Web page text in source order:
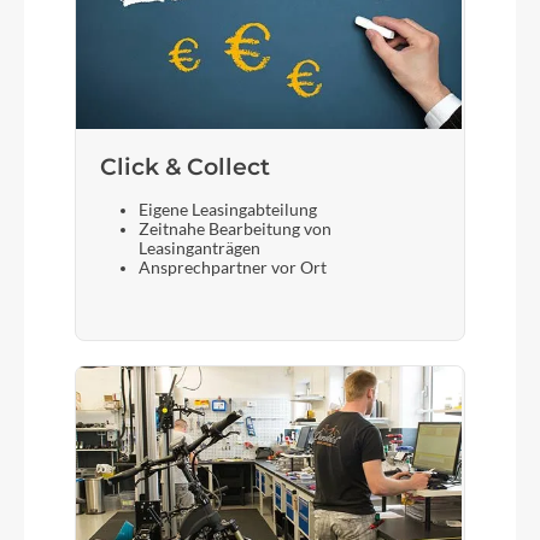
SR Suntour XCM 32 ATB coil 29" NLO 80mm
taper
Bosch LED remote Smart System / Bosch Intuvia
100 LCD Display Smart System
Sattelstütze
KTM Line JD-SC99 - 34,9mm
Click & Collect
Eigene Leasingabteilung
Zeitnahe Bearbeitung von
Leasinganträgen
Ansprechpartner vor Ort